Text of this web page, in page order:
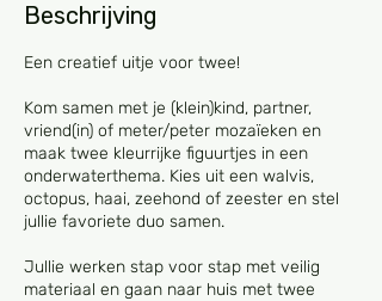
Beschrijving
Een creatief uitje voor twee!
Kom samen met je (klein)kind, partner,
vriend(in) of meter/peter mozaïeken en
maak twee kleurrijke figuurtjes in een
onderwaterthema. Kies uit een walvis,
octopus, haai, zeehond of zeester en stel
jullie favoriete duo samen.
Jullie werken stap voor stap met veilig
materiaal en gaan naar huis met twee